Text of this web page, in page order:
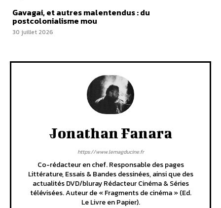
Gavagai, et autres malentendus : du
postcolonialisme mou
30 juillet 2026
Jonathan Fanara
https://www.lemagducine.fr
Co-rédacteur en chef. Responsable des pages
Littérature, Essais & Bandes dessinées, ainsi que des
actualités DVD/bluray Rédacteur Cinéma & Séries
télévisées. Auteur de « Fragments de cinéma » (Ed.
Le Livre en Papier).